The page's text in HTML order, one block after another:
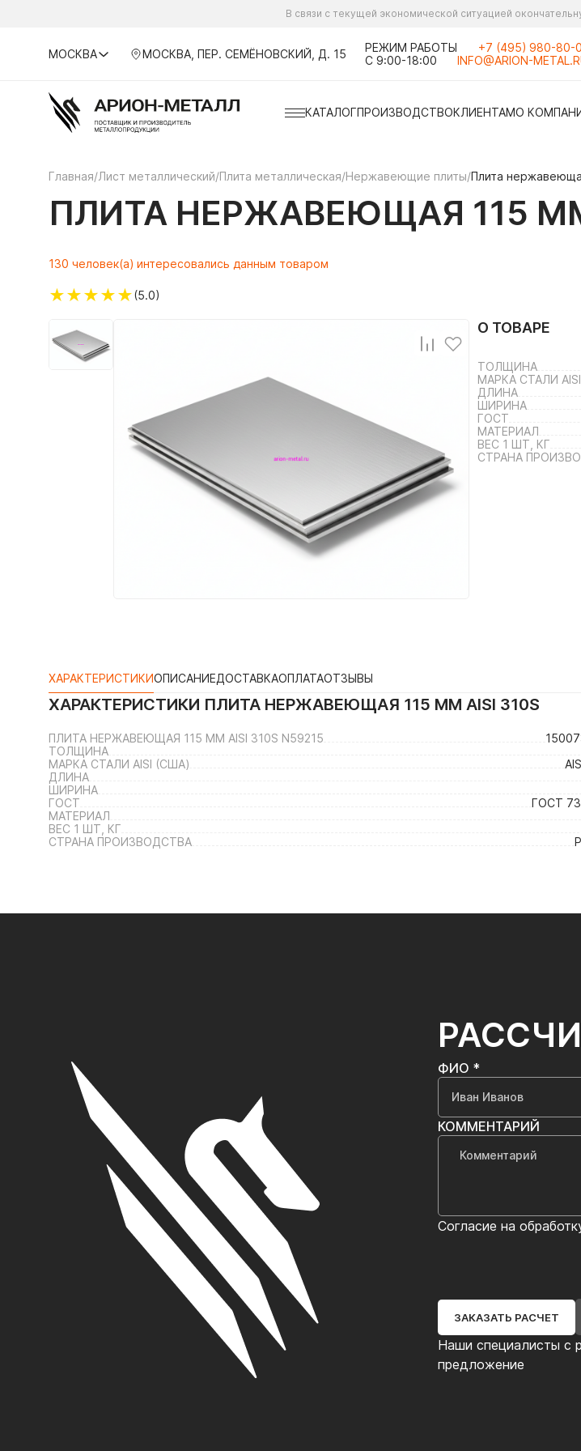
В связи с текущей экономической ситуацией
МОСКВА МОСКВА, ПЕР. СЕМЁНОВСКИЙ, Д. 15
РЕЖИМ РАБОТЫ
С 9:00-18:00
+7 (495) 980-80-
INFO@ARION-
КАТАЛОГПРОИЗВОДСТВОКЛИЕНТАМО
Главная/Лист металлический/Плита металлическая/Нержавеющие плиты/Плита
ПЛИТА НЕРЖАВЕЮЩАЯ 115 ММ
130 человек(а) интересовались данным товаром
★★★★★(5.0)
О ТОВАРЕ
ТОЛЩИНА
МАРКА СТАЛИ
ДЛИНА
ШИРИНА
ГОСТ
МАТЕРИАЛ
ВЕС 1 ШТ, КГ
СТРАНА
ХАРАКТЕРИСТИКИОПИСАНИЕДОСТАВКАОПЛАТАОТЗЫВЫ
ХАРАКТЕРИСТИКИ ПЛИТА НЕРЖАВЕЮЩАЯ 115 ММ AISI 310S
ПЛИТА НЕРЖАВЕЮЩАЯ 115 ММ AISI 310S N59215
ТОЛЩИНА
МАРКА СТАЛИ AISI (США)
ДЛИНА
ШИРИНА
ГОСТ
ГОСТ
МАТЕРИАЛ
ВЕС 1 ШТ, КГ
СТРАНА ПРОИЗВОДСТВА
Наши специалисты с
предложение
ФИО *
КОММЕНТАРИЙ
Согласие на
ЗАКАЗАТЬ РАСЧЕТ